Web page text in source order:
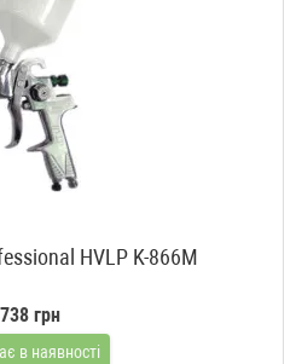
HVLP K-866M
грн
в наявності